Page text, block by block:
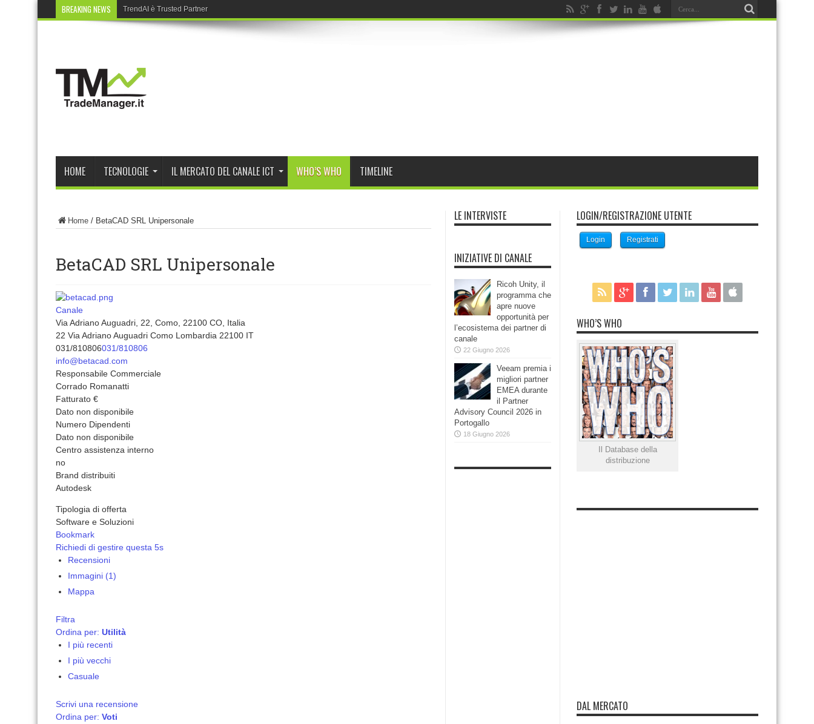
BREAKING NEWS TrendAI è Trusted Partner nel Cyber Partner Progr
HOME TECNOLOGIE IL MERCATO DEL CANALE ICT WHO’S WHO TIMELINE
Home / BetaCAD SRL Unipersonale
BetaCAD SRL Unipersonale
Canale
Via Adriano Auguadri, 22, Como, 22100 CO, Italia
22 Via Adriano Auguadri Como Lombardia 22100 IT
031/810806031/810806
info@betacad.com
Responsabile Commerciale
Corrado Romanatti
Fatturato €
Dato non disponibile
Numero Dipendenti
Dato non disponibile
Centro assistenza interno
no
Brand distribuiti
Autodesk
Tipologia di offerta
Software e Soluzioni
Bookmark
Richiedi di gestire questa 5s
Recensioni
Immagini (1)
Mappa
Filtra
Ordina per: Utilità
I più recenti
I più vecchi
Casuale
Scrivi una recensione
Ordina per: Voti
LE INTERVISTE
INIZIATIVE DI CANALE
Ricoh Unity, il
programma che
apre nuove
opportunità per
l’ecosistema dei partner di
canale
22 Giugno 2026
Veeam premia i
migliori partner
EMEA durante
il Partner
Advisory Council 2026 in
Portogallo
18 Giugno 2026
LOGIN/REGISTRAZIONE UTENTE
Login Registrati
WHO’S WHO
Il Database della
distribuzione
DAL MERCATO